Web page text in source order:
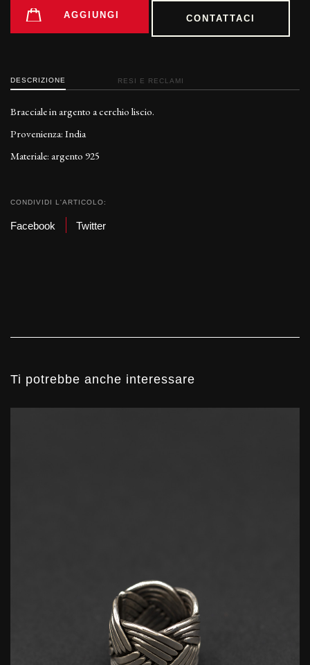
AGGIUNGI CONTATTACI
DESCRIZIONE RESI E RECLAMI
Bracciale in argento a cerchio liscio.
Provenienza: India
Materiale: argento 925
CONDIVIDI L'ARTICOLO:
Facebook Twitter
Ti potrebbe anche interessare